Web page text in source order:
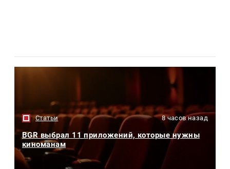
Статьи 8 часов назад
BGR выбрал 11 приложений, которые нужны
киноманам